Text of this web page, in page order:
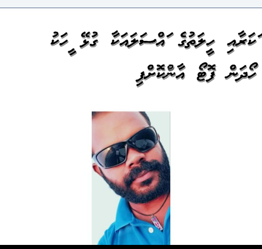
މަކަރާއި ހީލަތުގެ މައްސަލައަކާ ގުޅޭ މީހަކު
ހޯދަން ފޮޓޯ އާންމުކޮށްފި